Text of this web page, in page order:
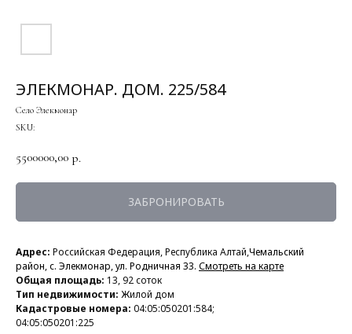
ЭЛЕКМОНАР. ДОМ. 225/584
Село Элекмонар
SKU:
5500000,00 р.
ЗАБРОНИРОВАТЬ
Адрес: Российская Федерация, Республика Алтай,Чемальский
район, с. Элекмонар, ул. Родничная 33. Смотреть на карте
Общая площадь: 13, 92 соток
Тип недвижимости: Жилой дом
Кадастровые номера: 04:05:050201:584;
04:05:050201:225